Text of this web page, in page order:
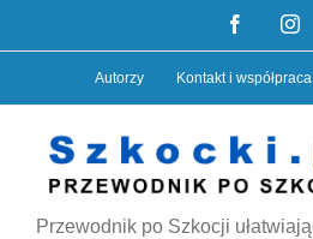
do
Facebook
Autorzy Kontakt i współpraca
Przewodnik po Szkocji